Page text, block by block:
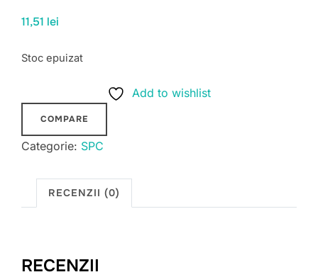
11,51 lei
Stoc epuizat
Add to wishlist
COMPARE
Categorie: SPC
RECENZII (0)
RECENZII